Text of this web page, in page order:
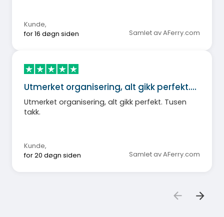
Kunde,
for 16 døgn siden
Samlet av AFerry.com
Utmerket organisering, alt gikk perfekt.…
Utmerket organisering, alt gikk perfekt. Tusen
takk.
Kunde,
for 20 døgn siden
Samlet av AFerry.com